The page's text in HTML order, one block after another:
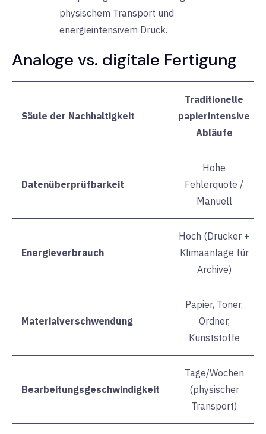
physischem Transport und
energieintensivem Druck.
Analoge vs. digitale Fertigung
Säule der Nachhaltigkeit
Traditionelle
papierintensive
Abläufe
Datenüberprüfbarkeit
Hohe
Fehlerquote /
Manuell
Energieverbrauch
Hoch (Drucker +
Klimaanlage für
Archive)
Materialverschwendung
Papier, Toner,
Ordner,
Kunststoffe
Bearbeitungsgeschwindigkeit
Tage/Wochen
(physischer
Transport)